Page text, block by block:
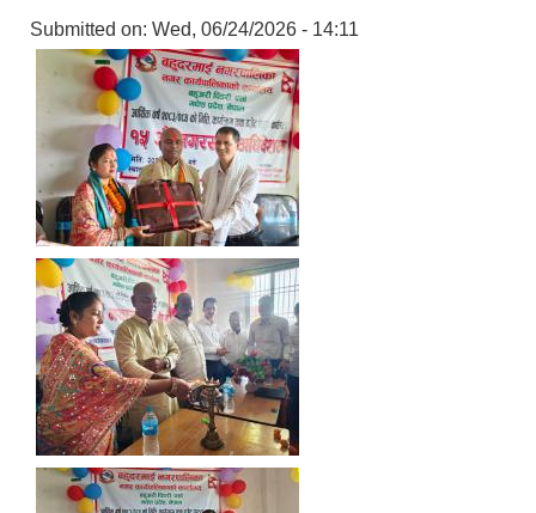
Submitted on: Wed, 06/24/2026 - 14:11